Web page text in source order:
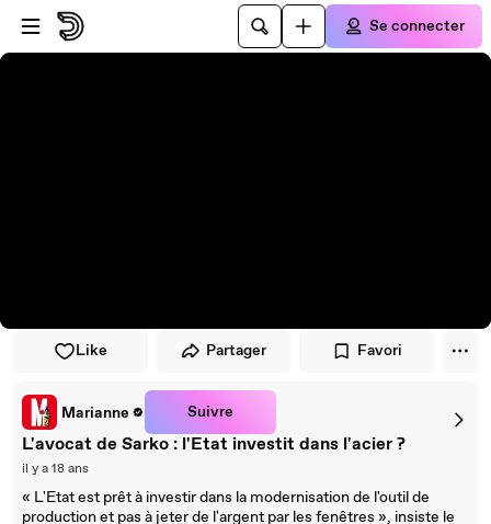
Passer au player
Passer au contenu principal
Se connecter
Like Partager Favori
Marianne Suivre
L'avocat de Sarko : l'Etat investit dans l'acier ?
il y a 18 ans
« L'Etat est prêt à investir dans la modernisation de l'outil de
production et pas à jeter de l'argent par les fenêtres », insiste le